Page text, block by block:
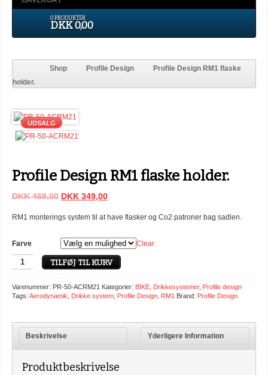
0 PRODUKTER
DKK 0,00
Shop Profile Design
Profile Design RM1 flaske
holder.
UDSALG
Profile Design RM1 flaske holder.
DKK 469,00 DKK 349,00
RM1 monterings system til at have flasker og Co2 patroner bag sadlen.
Farve Clear
TILFØJ TIL KURV
Varenummer: PR-50-ACRM21 Kategorier: BIKE Drikkesystemer, Profile design
Tags: Aerodynamik Drikke system Profile Design RM1 Brand: Profile Design
Beskrivelse Yderligere Information
Produktbeskrivelse